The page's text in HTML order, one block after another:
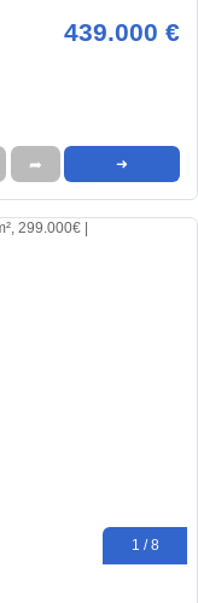
439.000 €
➦ ➜
1 / 8